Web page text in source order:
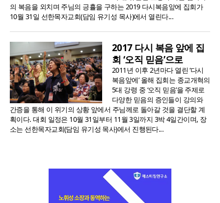
의 복음을 외치며 주님의 긍휼을 구하는 2019 다시복음앞에 집회가
10월 31일 선한목자교회(담임 유기성 목사)에서 열린다...
2017 다시 복음 앞에 집
회 ‘오직 믿음’으로
2011년 이후 2년마다 열린 ‘다시
복음앞에’ 올해 집회는 종교개혁의
5대 강령 중 ‘오직 믿음’을 주제로
다양한 믿음의 증인들이 강의와
간증을 통해 이 위기의 상황 앞에서 주님께로 돌아갈 것을 결단할 계
획이다. 대회 일정은 10월 31일부터 11월 3일까지 3박 4일간이며, 장
소는 선한목자교회(담임 유기성 목사)에서 진행된다...